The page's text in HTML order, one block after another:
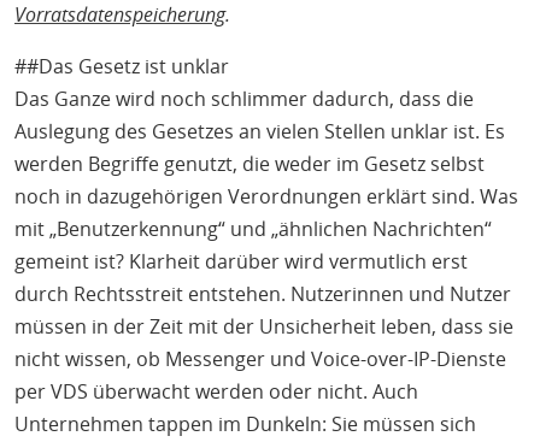
Vorratsdatenspeicherung.
##Das Gesetz ist unklar
Das Ganze wird noch schlimmer dadurch, dass die
Auslegung des Gesetzes an vielen Stellen unklar ist. Es
werden Begriffe genutzt, die weder im Gesetz selbst
noch in dazugehörigen Verordnungen erklärt sind. Was
mit „Benutzerkennung“ und „ähnlichen Nachrichten“
gemeint ist? Klarheit darüber wird vermutlich erst
durch Rechtsstreit entstehen. Nutzerinnen und Nutzer
müssen in der Zeit mit der Unsicherheit leben, dass sie
nicht wissen, ob Messenger und Voice-over-IP-Dienste
per VDS überwacht werden oder nicht. Auch
Unternehmen tappen im Dunkeln: Sie müssen sich